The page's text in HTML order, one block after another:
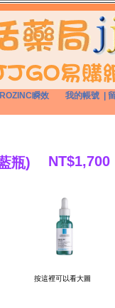
瞬效
我的帳號
瓶) NT$1,700
按這裡可以看大圖